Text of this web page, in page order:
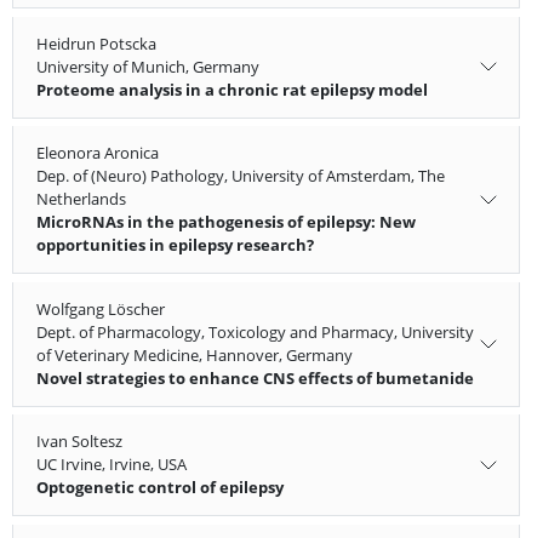
Heidrun Potscka
University of Munich, Germany
Proteome analysis in a chronic rat epilepsy model
Eleonora Aronica
Dep. of (Neuro) Pathology, University of Amsterdam, The
Netherlands
MicroRNAs in the pathogenesis of epilepsy: New
opportunities in epilepsy research?
Wolfgang Löscher
Dept. of Pharmacology, Toxicology and Pharmacy, University
of Veterinary Medicine, Hannover, Germany
Novel strategies to enhance CNS effects of bumetanide
Ivan Soltesz
UC Irvine, Irvine, USA
Optogenetic control of epilepsy